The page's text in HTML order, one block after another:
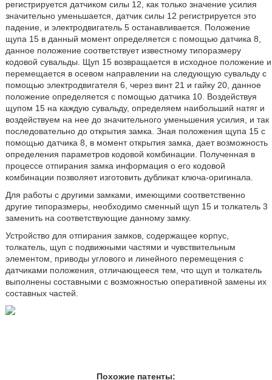
регистрируется датчиком силы 12, как только значение усилия
значительно уменьшается, датчик силы 12 регистрируется это
падение, и электродвигатель 5 останавливается. Положение
щупа 15 в данный момент определяется с помощью датчика 8,
данное положение соответствует известному типоразмеру
кодовой сувальды. Щуп 15 возвращается в исходное положение и
перемещается в осевом направлении на следующую сувальду с
помощью электродвигателя 6, через винт 21 и гайку 20, данное
положение определяется с помощью датчика 10. Воздействуя
щупом 15 на каждую сувальду, определяем наибольший натяг и
воздействуем на нее до значительного уменьшения усилия, и так
последовательно до открытия замка. Зная положения щупа 15 с
помощью датчика 8, в момент открытия замка, дает возможность
определения параметров кодовой комбинации. Полученная в
процессе отпирания замка информация о его кодовой
комбинации позволяет изготовить дубликат ключа-оригинала.
Для работы с другими замками, имеющими соответственно
другие типоразмеры, необходимо сменный щуп 15 и толкатель 3
заменить на соответствующие данному замку.
Устройство для отпирания замков, содержащее корпус,
толкатель, щуп с подвижными частями и чувствительным
элементом, приводы углового и линейного перемещения с
датчиками положения, отличающееся тем, что щуп и толкатель
выполнены составными с возможностью оперативной замены их
составных частей.
Похожие патенты: